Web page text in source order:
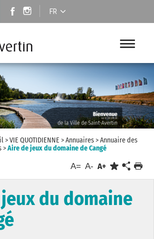
FR
>VIE QUOTIDIENNE >Annuaires>Annuaire des
>Aire de jeux du domaine de Cangé
A= A- A+
du domaine